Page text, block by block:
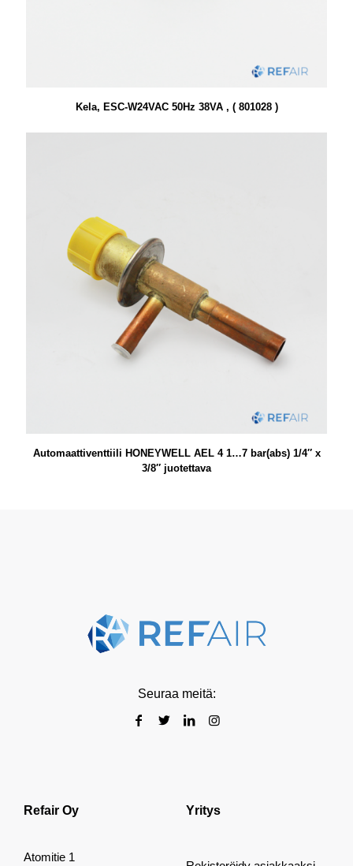
Kela, ESC-W24VAC 50Hz 38VA , ( 801028 )
Automaattiventtiili HONEYWELL AEL 4 1…7 bar(abs) 1/4″ x
3/8″ juotettava
Seuraa meitä:
Refair Oy
Atomitie 1
Yritys